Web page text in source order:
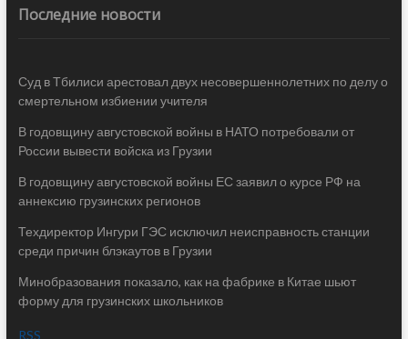
Последние новости
Суд в Тбилиси арестовал двух несовершеннолетних по делу о
смертельном избиении учителя
В годовщину августовской войны в НАТО потребовали от
России вывести войска из Грузии
В годовщину августовской войны ЕС заявил о курсе РФ на
аннексию грузинских регионов
Техдиректор Ингури ГЭС исключил неисправность станции
среди причин блэкаутов в Грузии
Минобразования показало, как на фабрике в Китае шьют
форму для грузинских школьников
RSS